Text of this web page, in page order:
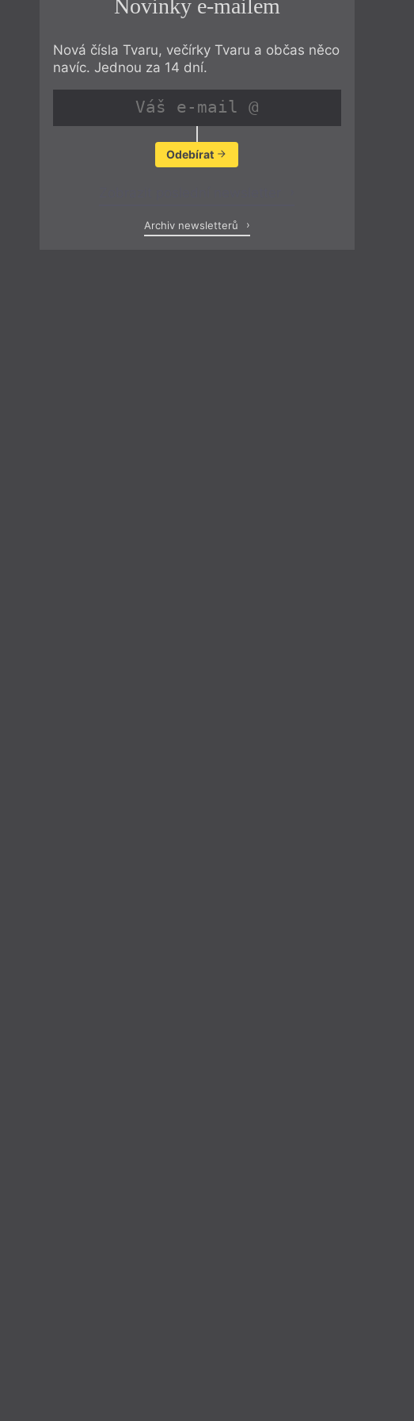
Novinky e-mailem
Nová čísla Tvaru, večírky Tvaru a občas něco
navíc. Jednou za 14 dní.
Odebírat
Archiv newsletterů